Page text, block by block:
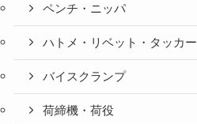
ペンチ・ニッパ
ハトメ・リベット・タッカー
バイスクランプ
荷締機・荷役